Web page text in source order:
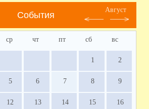
События
Август
ср чт пт сб вс
1 2
5 6 7 8 9
12 13 14 15 16